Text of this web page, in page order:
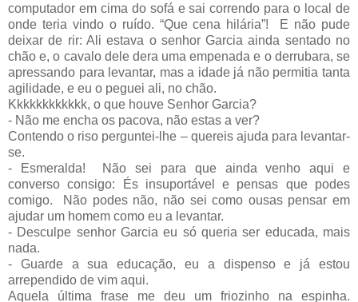
computador em cima do sofá e sai correndo para o local de
onde teria vindo o ruído. “Que cena hilária”!
E não pude
deixar de rir: Ali estava o senhor Garcia ainda sentado no
chão e, o cavalo dele dera uma empenada e o derrubara, se
apressando para levantar, mas a idade já não permitia tanta
agilidade, e eu o peguei ali, no chão.
Kkkkkkkkkkkk, o que houve Senhor Garcia?
- Não me encha os pacova, não estas a ver?
Contendo o riso perguntei-lhe – quereis ajuda para levantar-
se.
- Esmeralda!
Não sei para que ainda venho aqui e
converso consigo: És insuportável e pensas que podes
comigo.
Não podes não, não sei como ousas pensar em
ajudar um homem como eu a levantar.
- Desculpe senhor Garcia eu só queria ser educada, mais
nada.
- Guarde a sua educação, eu a dispenso e já estou
arrependido de vim aqui.
Aquela última frase me deu um friozinho na espinha.